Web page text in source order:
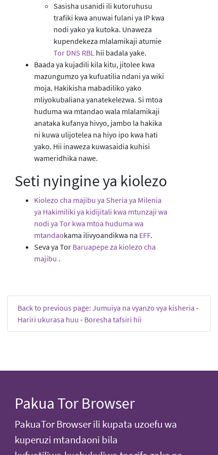
Sasisha usanidi ili kutoruhusu
trafiki kwa anuwai fulani ya IP kwa
nodi yako ya kutoka. Unaweza
kupendekeza mlalamikaji atumie
Tor DNS RBL hii badala yake.
Baada ya kujadili kila kitu, jitolee kwa
mazungumzo ya kufuatilia ndani ya wiki
moja. Hakikisha mabadiliko yako
mliyokubaliana yanatekelezwa. Si mtoa
huduma wa mtandao wala mlalamikaji
anataka kufanya hivyo, jambo la hakika
ni kuwa ulijotelea na hiyo ipo kwa hati
yako. Hii inaweza kuwasaidia kuhisi
wameridhika nawe.
Seti nyingine ya kiolezo
Kiolezo cha majibu ya Sheria ya Milenia
ya Hakimiliki ya kidijitali kwa mtunzaji wa
nodi ya Tor kwa mtoa huduma wa
mtandaokama ilivyoandikwa na EFF.
Seva ya Tor Baruapepe za kiolezo cha
majibu .
Back to previous page: Jumuiya na vyanzo vya kisheria -
Hariri ukurasa huu - Boresha tafsiri hii
Pakua Tor Browser
PakuaTor Browser ili kupata uzoefu wa
kuperuzi mtandaoni bila